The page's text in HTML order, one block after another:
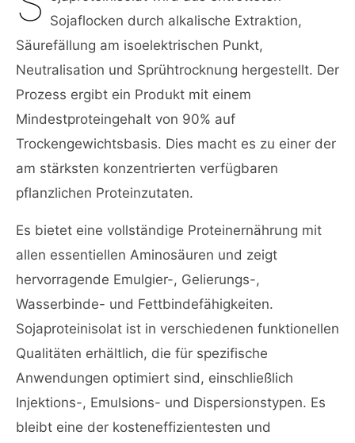
Sojaflocken durch alkalische Extraktion,
Säurefällung am isoelektrischen Punkt,
Neutralisation und Sprühtrocknung hergestellt. Der
Prozess ergibt ein Produkt mit einem
Mindestproteingehalt von 90% auf
Trockengewichtsbasis. Dies macht es zu einer der
am stärksten konzentrierten verfügbaren
pflanzlichen Proteinzutaten.
Es bietet eine vollständige Proteinernährung mit
allen essentiellen Aminosäuren und zeigt
hervorragende Emulgier-, Gelierungs-,
Wasserbinde- und Fettbindefähigkeiten.
Sojaproteinisolat ist in verschiedenen funktionellen
Qualitäten erhältlich, die für spezifische
Anwendungen optimiert sind, einschließlich
Injektions-, Emulsions- und Dispersionstypen. Es
bleibt eine der kosteneffizientesten und